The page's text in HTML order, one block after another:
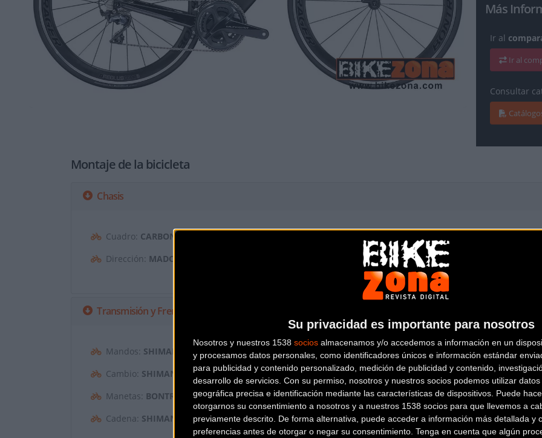
Su privacidad es importante para nosotros
Nosotros y nuestros 1538 socios almacenamos y/o accedemos a información en un
y procesamos datos personales, como identificadores únicos e información estándar
para publicidad y contenido personalizado, medición de publicidad y contenido,
desarrollo de servicios. Con su permiso, nosotros y nuestros socios podemos utilizar
geográfica precisa e identificación mediante las características de dispositivos. Puede
otorgarnos su consentimiento a nosotros y a nuestros 1538 socios para que llevemos a
previamente descrito. De forma alternativa, puede acceder a información más detallada y
preferencias antes de otorgar o negar su consentimiento. Tenga en cuenta que algún
Más
Ir al
Ir al
Consultar
Montaje de la bicicleta
Chasis
Cuadro: CARBONO OCLV SERIE 500 Horquilla:
SC
Dirección: MADONE INTEGRATED 1-3/8˝ 1.5˝
Transmisión y Frenos
Mandos: SHIMANO DURA-ACE, EXTENSIONES, 11 V Desviador:SHIMANO
Cambio: SHIMANO ULTEGRA R8000 Frenos: BONTRAGER SPEED
Manetas: BONTRAGER RACE LITE Casette:SHIMANO ULTEGRA
Cadena: SHIMANO ULTEGRA HG701, 11 S Bielas:SHIMANO ULTEGRA